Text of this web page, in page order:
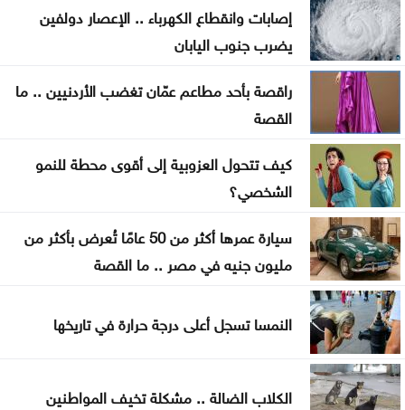
الأشغال تنهي العمل على تقاطع طريق المطار
الفيصلي يواجه الوحدات والحسين يصطدم بالرمثا في
كأس السوبر
سكة الحديد : قطار منفعة عامة .. ام طريق سهل
للاستملاك؟؟
إيران: نسعى لحل القضايا بالمفاوضات والوقت الحالي
هو الأمثل
دخلاً سياحياً
إصابات وانقطاع الكهرباء .. الإعصار دولفين
يضرب جنوب اليابان
راقصة بأحد مطاعم عمّان تغضب الأردنيين .. ما
القصة
كيف تتحول العزوبية إلى أقوى محطة للنمو
الشخصي؟
سيارة عمرها أكثر من 50 عامًا تُعرض بأكثر من
مليون جنيه في مصر .. ما القصة
النمسا تسجل أعلى درجة حرارة في تاريخها
الكلاب الضالة .. مشكلة تخيف المواطنين